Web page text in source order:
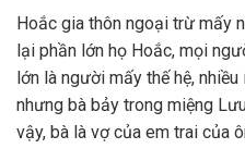
Hoắc gia thôn ngoại trừ mấy
lại phần lớn họ Hoắc, mọi
lớn là người mấy thế hệ,
nhưng bà bảy trong miệng
vậy, bà là vợ của em trai của